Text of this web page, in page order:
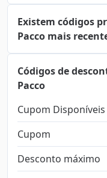
Existem códigos
Pacco mais
Códigos de
Pacco
Cupom Disponíveis
Cupom
Desconto máximo